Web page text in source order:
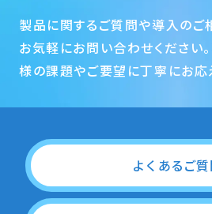
製品に関するご質問や導入のご
お気軽にお問い合わせください
様の課題やご要望に丁寧にお応
よくあるご